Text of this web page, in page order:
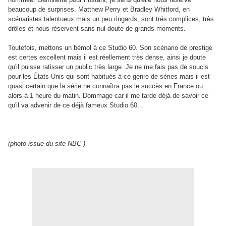
beaucoup de surprises. Matthew Perry et Bradley Whitford, en
scénaristes talentueux mais un peu ringards, sont trés complices, très
drôles et nous réservent sans nul doute de grands moments.
Toutefois, mettons un bémol à ce Studio 60. Son scénario de prestige
est certes excellent mais il est réellement très dense, ainsi je doute
qu'il puisse ratisser un public très large. Je ne me fais pas de soucis
pour les États-Unis qui sont habitués à ce genre de séries mais il est
quasi certain que la série ne connaîtra pas le succès en France ou
alors à 1 heure du matin. Dommage car il me tarde déjà de savoir ce
qu'il va advenir de ce déjà fameux Studio 60...
(photo issue du site NBC )